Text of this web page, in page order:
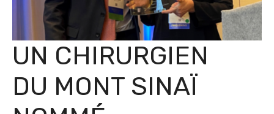
UN CHIRURGIEN
DU MONT SINAÏ